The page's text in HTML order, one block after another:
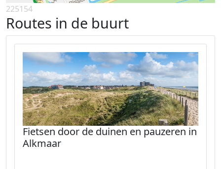
225154
Routes in de buurt
Fietsen door de duinen en pauzeren in
Alkmaar